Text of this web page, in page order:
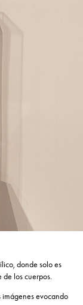
donde solo es
de los cuerpos.
imágenes evocando